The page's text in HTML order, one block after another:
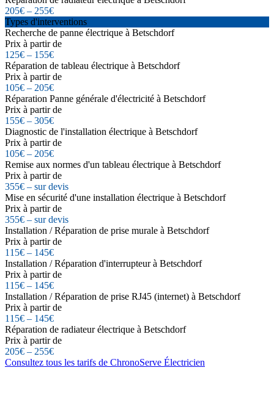
205€ – 255€
Types d'interventions
Recherche de panne électrique à Betschdorf
Prix à partir de
125€ – 155€
Réparation de tableau électrique à Betschdorf
Prix à partir de
105€ – 205€
Réparation Panne générale d'électricité à Betschdorf
Prix à partir de
155€ – 305€
Diagnostic de l'installation électrique à Betschdorf
Prix à partir de
105€ – 205€
Remise aux normes d'un tableau électrique à Betschdorf
Prix à partir de
355€ – sur devis
Mise en sécurité d'une installation électrique à Betschdorf
Prix à partir de
355€ – sur devis
Installation / Réparation de prise murale à Betschdorf
Prix à partir de
115€ – 145€
Installation / Réparation d'interrupteur à Betschdorf
Prix à partir de
115€ – 145€
Installation / Réparation de prise RJ45 (internet) à Betschdorf
Prix à partir de
115€ – 145€
Réparation de radiateur électrique à Betschdorf
Prix à partir de
205€ – 255€
Consultez tous les tarifs de ChronoServe Électricien